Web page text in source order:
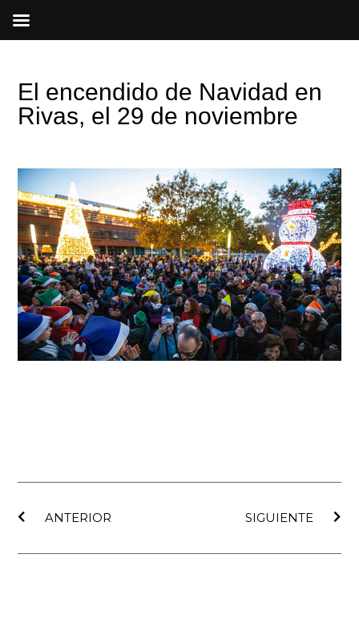
El encendido de Navidad en
Rivas, el 29 de noviembre
ANTERIOR
SIGUIENTE